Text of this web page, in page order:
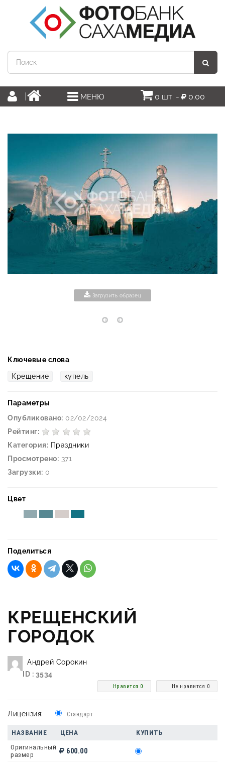
МЕНЮ 0 шт. - 0.00
Загрузить образец
Ключевые слова
Крещение купель
Параметры
Опубликовано: 02/02/2024
Рейтинг:
Категория: Праздники
Просмотрено: 371
Загрузки: 0
Цвет
Поделиться
КРЕЩЕНСКИЙ
ГОРОДОК
Андрей Сорокин
ID : 3534
Не нравится 0
Нравится 0
Лицензия: Стандарт
НАЗВАНИЕ ЦЕНА
КУПИТЬ
Оригинальный
размер
600.00